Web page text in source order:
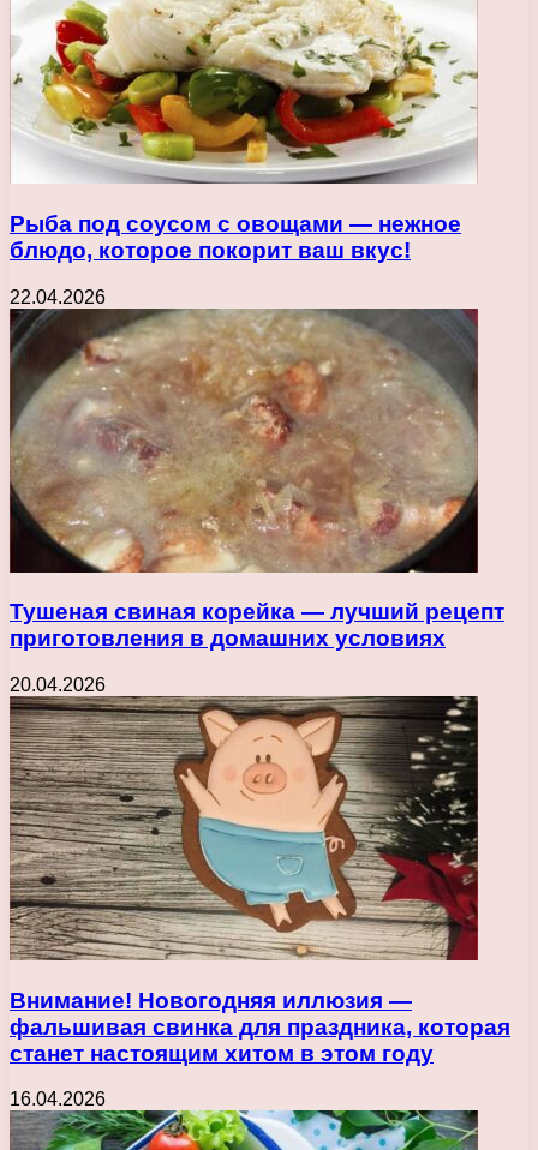
Рыба под соусом с овощами — нежное
блюдо, которое покорит ваш вкус!
22.04.2026
Тушеная свиная корейка — лучший рецепт
приготовления в домашних условиях
20.04.2026
Внимание! Новогодняя иллюзия —
фальшивая свинка для праздника, которая
станет настоящим хитом в этом году
16.04.2026